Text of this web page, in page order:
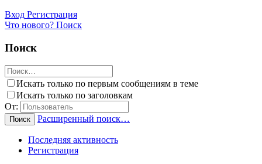
Вход Регистрация
Что нового? Поиск
Поиск
Искать только по первым сообщениям в теме
Искать только по заголовкам
От:
Поиск Расширенный поиск…
Последняя активность
Регистрация